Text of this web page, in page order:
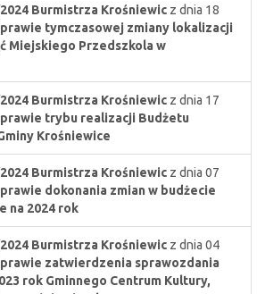
Burmistrza Krośniewic z dnia 18
tymczasowej zmiany lokalizacji
Miejskiego Przedszkola w
Burmistrza Krośniewic z dnia 17
trybu realizacji Budżetu
Krośniewice
Burmistrza Krośniewic z dnia 07
dokonania zmian w budżecie
na 2024 rok
Burmistrza Krośniewic z dnia 04
zatwierdzenia sprawozdania
rok Gminnego Centrum Kultury,